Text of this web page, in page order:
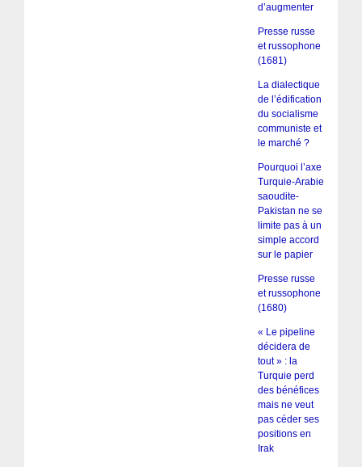
d’augmenter
Presse russe
et russophone
(1681)
La dialectique
de l’édification
du socialisme
communiste et
le marché ?
Pourquoi l’axe
Turquie-Arabie
saoudite-
Pakistan ne se
limite pas à un
simple accord
sur le papier
Presse russe
et russophone
(1680)
« Le pipeline
décidera de
tout » : la
Turquie perd
des bénéfices
mais ne veut
pas céder ses
positions en
Irak